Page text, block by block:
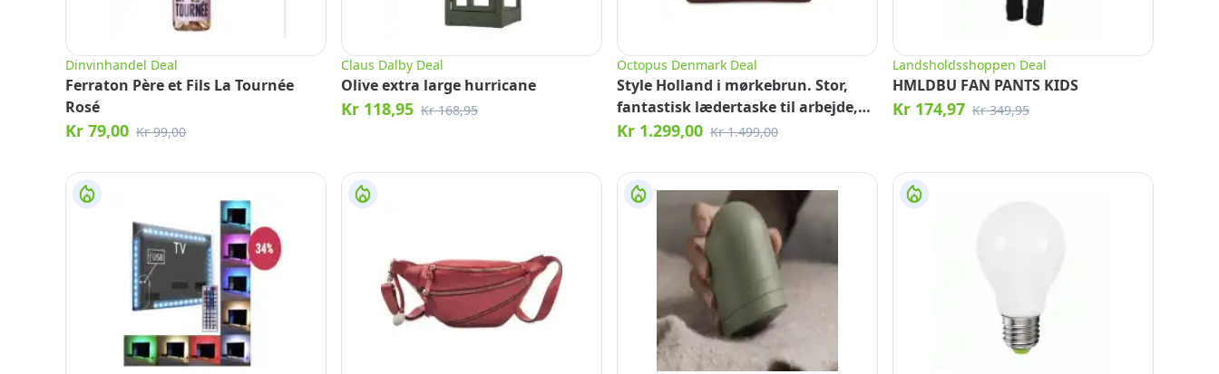
Dinvinhandel Deal
Ferraton Père et Fils La Tournée
Rosé
Kr 79,00 Kr 99,00
Claus Dalby Deal
Olive extra large hurricane
Kr 118,95 Kr 168,95
Octopus Denmark Deal
Style Holland i mørkebrun. Stor,
fantastisk lædertaske til arbejde,
rejser m.m.
Kr 1.299,00 Kr 1.499,00
Landsholdsshoppen Deal
HMLDBU FAN PANTS KIDS
Kr 174,97 Kr 349,95